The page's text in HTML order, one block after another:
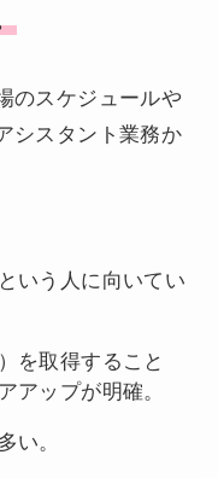
のスケジュールや
シスタント業務か
いう人に向いてい
を取得すること
アップが明確。
い。